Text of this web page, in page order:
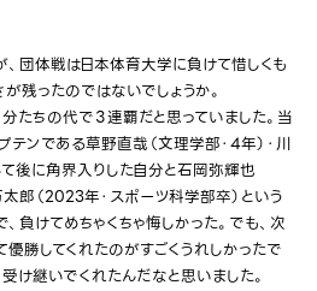
団体戦は日本体育大学に負けて惜しくも
残ったのではないでしょうか。
たちの代で３連覇だと思っていました。当
テンである草野直哉（文理学部・4年）・川
て後に角界入りした自分と石岡弥輝也
郎（2023年・スポーツ科学部卒）という
負けてめちゃくちゃ悔しかった。でも、次
勝してくれたのがすごくうれしかったで
け継いでくれたんだなと思いました。